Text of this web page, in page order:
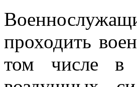
проходить
том числе в